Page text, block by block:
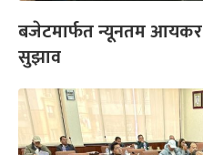
बजेटमार्फत न्यूनतम
सुझाव